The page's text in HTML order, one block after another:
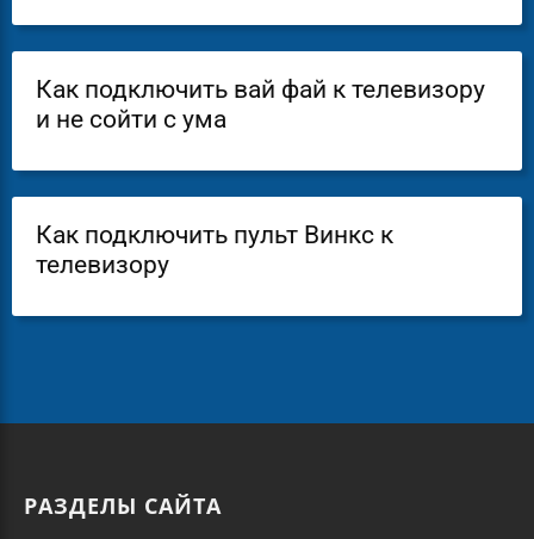
Как подключить вай фай к телевизору
и не сойти с ума
Как подключить пульт Винкс к
телевизору
РАЗДЕЛЫ САЙТА